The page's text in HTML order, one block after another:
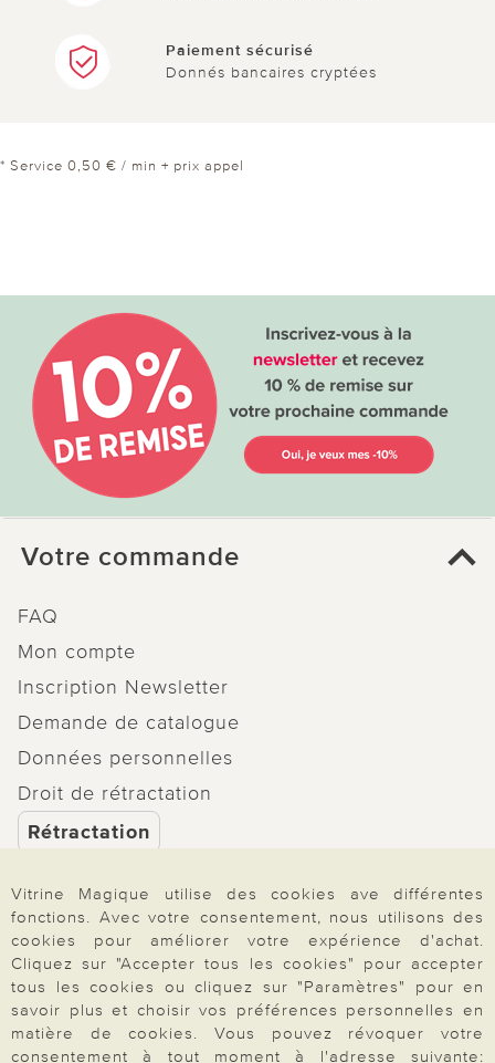
Paiement sécurisé
Donnés bancaires cryptées
* Service 0,50 € / min + prix appel
Votre commande
FAQ
Mon compte
Inscription Newsletter
Demande de catalogue
Données personnelles
Droit de rétractation
Rétractation
Paiement & Livraison
À propos de nous
Vitrine Magique utilise des cookies ave différentes
fonctions. Avec votre consentement, nous utilisons des
cookies pour améliorer votre expérience d'achat.
Cliquez sur "Accepter tous les cookies" pour accepter
tous les cookies ou cliquez sur "Paramètres" pour en
savoir plus et choisir vos préférences personnelles en
matière de cookies. Vous pouvez révoquer votre
consentement à tout moment à l'adresse suivante: